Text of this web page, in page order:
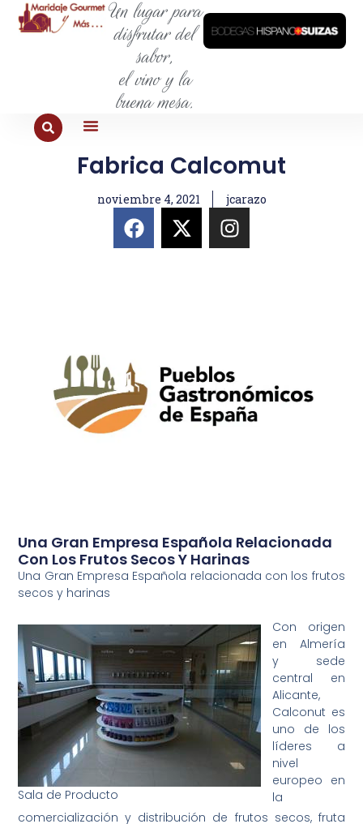
Un lugar para
disfrutar del
sabor,
el vino y la
buena mesa.
Fabrica Calcomut
noviembre 4, 2021 jcarazo
Una Gran Empresa Española Relacionada
Con Los Frutos Secos Y Harinas
Una Gran Empresa Española relacionada con los frutos
secos y harinas
Sala de Producto
Con origen
en Almería
y sede
central en
Alicante,
Calconut es
uno de los
líderes a
nivel
europeo en
la
comercialización y distribución de frutos secos, fruta